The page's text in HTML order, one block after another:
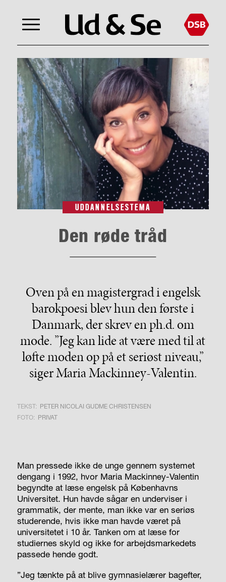
UDDANNELSESTEMA
Den røde tråd
Oven på en magistergrad i engelsk
barokpoesi blev hun den første i
Danmark, der skrev en ph.d. om
mode. ”Jeg kan lide at være med til at
løfte moden op på et seriøst niveau,”
siger Maria Mackinney-Valentin.
TEKST: PETER NICOLAI GUDME CHRISTENSEN
FOTO: PRIVAT
Man pressede ikke de unge gennem systemet
dengang i 1992, hvor Maria Mackinney-Valentin
begyndte at læse engelsk på Københavns
Universitet. Hun havde sågar en underviser i
grammatik, der mente, man ikke var en seriøs
studerende, hvis ikke man havde været på
universitetet i 10 år. Tanken om at læse for
studiernes skyld og ikke for arbejdsmarkedets
passede hende godt.
”Jeg tænkte på at blive gymnasielærer bagefter,